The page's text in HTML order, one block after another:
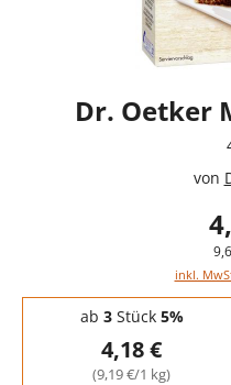
Dr. Oetker
von
inkl.
Staffelpreise - Mengenrabatt
ab 3Stück 5%
4,18 €
(9,19 €/1 kg)